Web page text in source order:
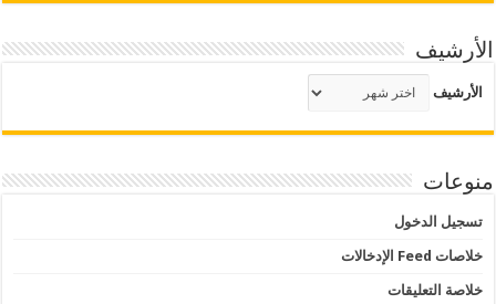
الأرشيف
الأرشيف
منوعات
تسجيل الدخول
خلاصات Feed الإدخالات
خلاصة التعليقات